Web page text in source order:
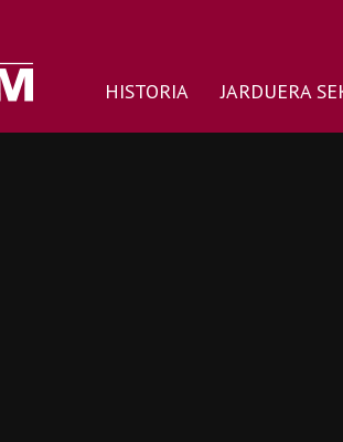
HISTORIA JARDUERA